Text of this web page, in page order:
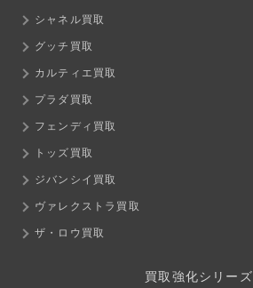
シャネル買取
グッチ買取
カルティエ買取
プラダ買取
フェンディ買取
トッズ買取
ジバンシイ買取
ヴァレクストラ買取
ザ・ロウ買取
買取強化シリーズ